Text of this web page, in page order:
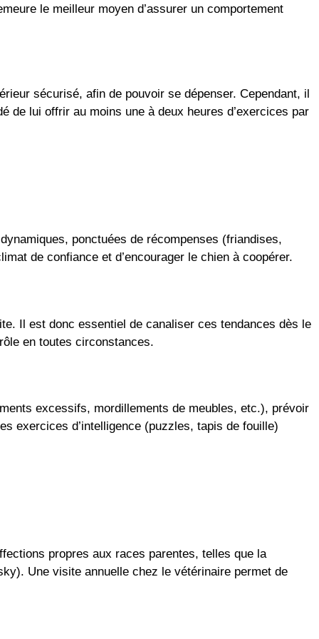
le meilleur moyen d’assurer un comportement
sécurisé, afin de pouvoir se dépenser. Cependant, il
de lui offrir au moins une à deux heures d’exercices par
ponctuées de récompenses (friandises,
de confiance et d’encourager le chien à coopérer.
Il est donc essentiel de canaliser ces tendances dès le
en toutes circonstances.
excessifs, mordillements de meubles, etc.), prévoir
exercices d’intelligence (puzzles, tapis de fouille)
propres aux races parentes, telles que la
Une visite annuelle chez le vétérinaire permet de